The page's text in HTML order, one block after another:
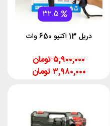
32.5
دریل 13 اکتیو 650 وات
تومان۵,۹۰۰,۰۰۰
تومان۳,۹۸۰,۰۰۰